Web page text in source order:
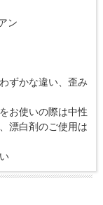
ン
ずかな違い、歪み
お使いの際は中性
漂白剤のご使用は